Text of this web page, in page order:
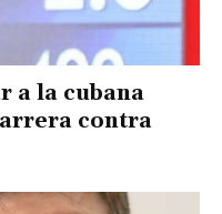
a la cubana
contra